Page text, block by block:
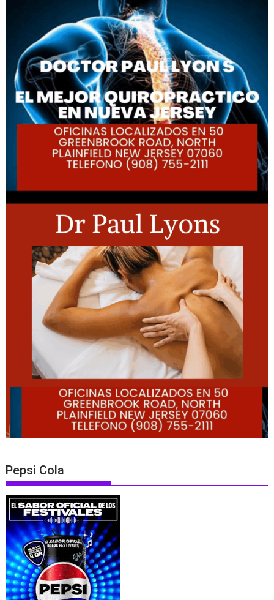
Pepsi Cola